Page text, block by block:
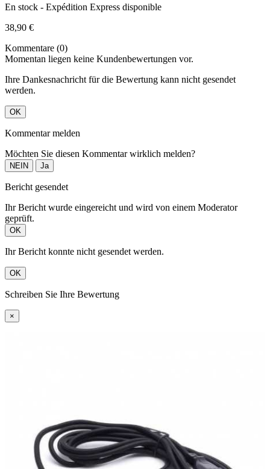
En stock - Expédition Express disponible
38,90 €
Kommentare (0)
Momentan liegen keine Kundenbewertungen vor.
Ihre Dankesnachricht für die Bewertung kann nicht gesendet
werden.
OK
Kommentar melden
Möchten Sie diesen Kommentar wirklich melden?
NEIN Ja
Bericht gesendet
Ihr Bericht wurde eingereicht und wird von einem Moderator
geprüft.
OK
Ihr Bericht konnte nicht gesendet werden.
OK
Schreiben Sie Ihre Bewertung
×